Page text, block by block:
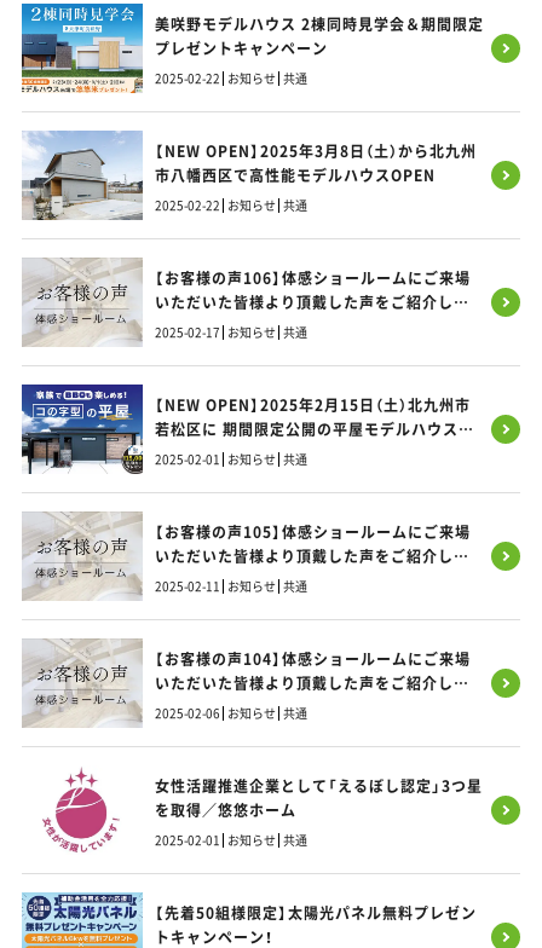
美咲野モデルハウス 2棟同時見学会＆期間限定
プレゼントキャンペーン
2025-02-22 お知らせ 共通
【NEW OPEN】2025年3月8日（土）から北九州
市八幡西区で高性能モデルハウスOPEN
2025-02-22 お知らせ 共通
【お客様の声106】体感ショールームにご来場
いただいた皆様より頂戴した声をご紹介しま
す！
2025-02-17 お知らせ 共通
【NEW OPEN】2025年2月15日（土）北九州市
若松区に 期間限定公開の平屋モデルハウス
OPEN
2025-02-01 お知らせ 共通
【お客様の声105】体感ショールームにご来場
いただいた皆様より頂戴した声をご紹介しま
す！
2025-02-11 お知らせ 共通
【お客様の声104】体感ショールームにご来場
いただいた皆様より頂戴した声をご紹介しま
す！
2025-02-06 お知らせ 共通
女性活躍推進企業として「えるぼし認定」3つ星
を取得／悠悠ホーム
2025-02-01 お知らせ 共通
【先着50組様限定】太陽光パネル無料プレゼン
トキャンペーン！